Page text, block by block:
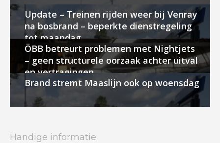
Update – Treinen rijden weer bij Venray
na bosbrand – beperkte dienstregeling
tot maandag
ÖBB betreurt problemen met Nightjets
– geen structurele oorzaak achter uitval
en vertragingen
Brand stremt Maaslijn ook op woensdag
Handige informatie